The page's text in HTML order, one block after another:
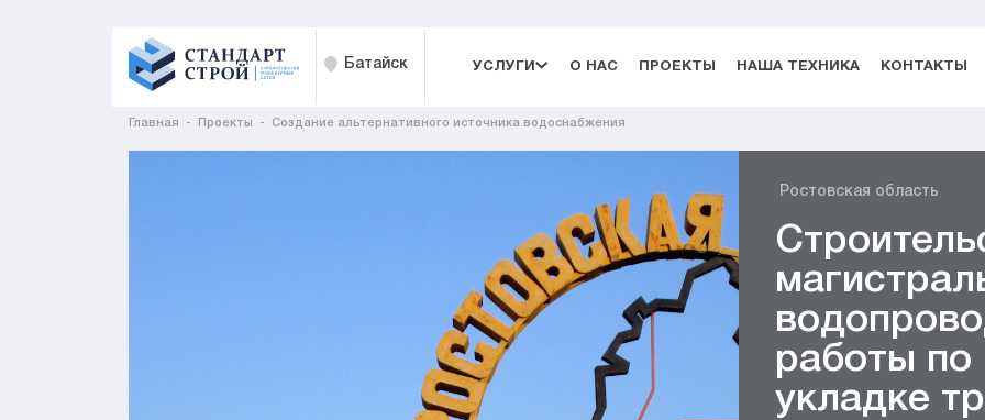
Батайск УСЛУГИ О НАС ПРОЕКТЫ НАША ТЕХНИКА КОНТАКТЫ
Главная Проекты Создание альтернативного источника водоснабжения
Ростовская область
работы по
укладке